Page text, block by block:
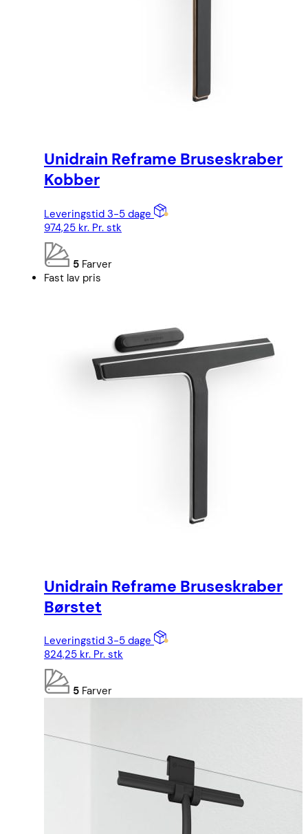
Unidrain Reframe Bruseskraber
Kobber
Leveringstid 3-5 dage
974,25 kr. Pr. stk
5 Farver
Fast lav pris
Unidrain Reframe Bruseskraber
Børstet
Leveringstid 3-5 dage
824,25 kr. Pr. stk
5 Farver